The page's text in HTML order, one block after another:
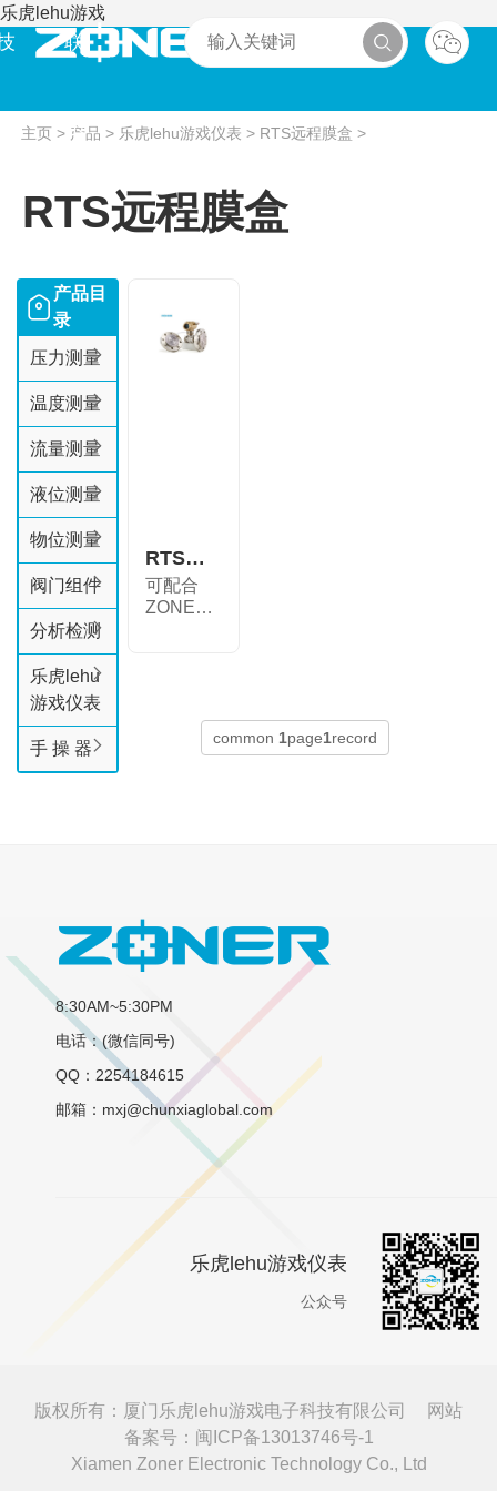
乐虎lehu游戏
联
系
主页 > 产品 > 乐虎lehu游戏仪表 > RTS远程膜盒 >
RTS远程膜盒
产品目
录
压力测量
温度测量
流量测量
液位测量
物位测量
阀门组件
分析检测
乐虎lehu
游戏仪表
手 操 器
RTS远程模盒
可配合
ZONER
common 1page1record
8:30AM~5:30PM
电话：(微信同号)
QQ：2254184615
邮箱：mxj@chunxiaglobal.com
乐虎lehu游戏仪表
公众号
版权所有：厦门乐虎lehu游戏电子科技有限公司
网站
备案号：闽ICP备13013746号-1
Xiamen Zoner Electronic Technology Co., Ltd